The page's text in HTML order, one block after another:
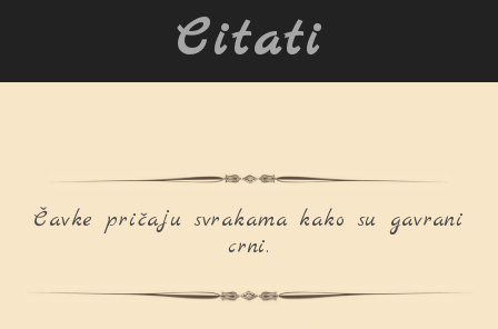
Citati
Čavke pričaju svrakama kako su gavrani
crni.